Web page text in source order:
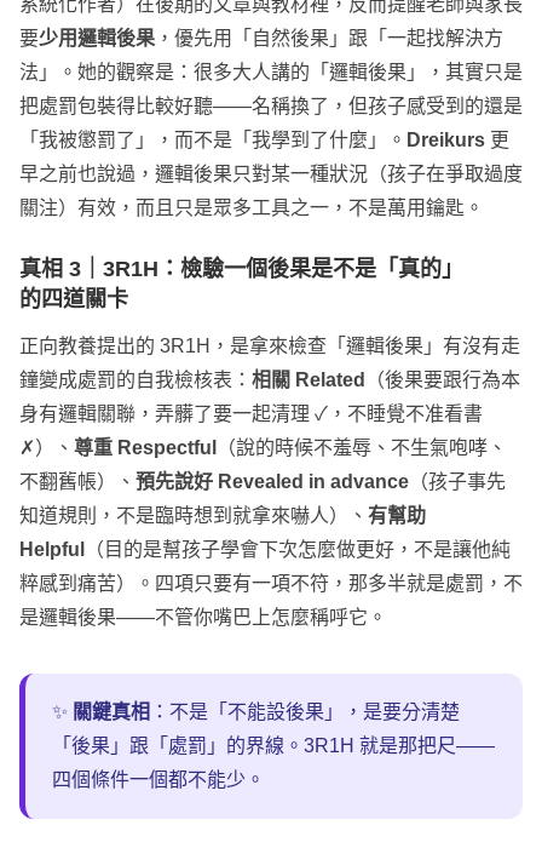
系統化作者）在後期的文章與教材裡，反而提醒老師與家長
要少用邏輯後果 ，優先用「自然後果」跟「一起找解決方
法」。她的觀察是：很多大人講的「邏輯後果」，其實只是
把處罰包裝得比較好聽——名稱換了，但孩子感受到的還是
「我被懲罰了」，而不是「我學到了什麼」。 Dreikurs 更
早之前也說過，邏輯後果只對某一種狀況（孩子在爭取過度
關注）有效，而且只是眾多工具之一，不是萬用鑰匙。
真相 3｜3R1H：檢驗一個後果是不是「真的」
的四道關卡
正向教養提出的 3R1H，是拿來檢查「邏輯後果」有沒有走
鐘變成處罰的自我檢核表： 相關 Related
（後果要跟行為本
身有邏輯關聯，弄髒了要一起清理 ✓，不睡覺不准看書
✗）、 尊重 Respectful
（說的時候不羞辱、不生氣咆哮、
不翻舊帳）、 預先說好 Revealed in advance （孩子事先
知道規則，不是臨時想到就拿來嚇人）、 有幫助
Helpful
（目的是幫孩子學會下次怎麼做更好，不是讓他純
粹感到痛苦）。四項只要有一項不符，那多半就是處罰，不
是邏輯後果——不管你嘴巴上怎麼稱呼它。
✨ 關鍵真相 ：不是「不能設後果」，是要分清楚
「後果」跟「處罰」的界線。3R1H 就是那把尺——
四個條件一個都不能少。